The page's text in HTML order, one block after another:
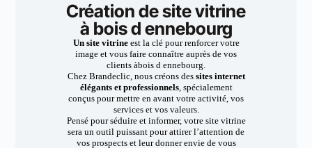
Création de site vitrine
à bois d ennebourg
Un site vitrineest la clé pour renforcer votre
image et vous faire connaître auprès de vos
clients àbois d ennebourg.
Chez Brandeclic, nous créons dessites internet
élégants et professionnels, spécialement
conçus pour mettre en avant votre activité, vos
services et vos valeurs.
Pensé pour séduire et informer, votre site vitrine
sera un outil puissant pour attirer l’attention de
vos prospects et leur donner envie de vous